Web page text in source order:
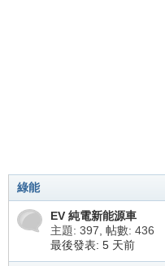
綠能
EV 純電新能源車
主題: 397 帖數: 436
最後發表: 5 天前